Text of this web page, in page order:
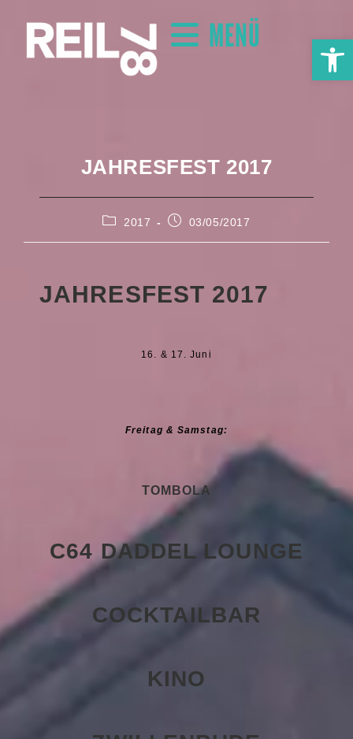
MENÜ
JAHRESFEST 2017
2017 03/05/2017
JAHRESFEST 2017
16. & 17. Juni
Freitag & Samstag:
TOMBOLA
C64 DADDEL LOUNGE
COCKTAILBAR
KINO